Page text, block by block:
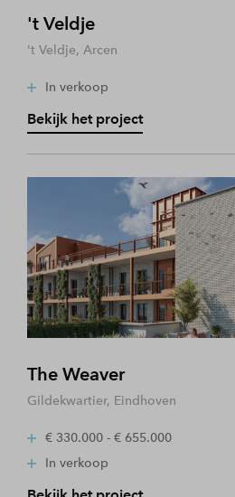
't Veldje
't Veldje, Arcen
In verkoop
Bekijk het project
The Weaver
Gildekwartier, Eindhoven
€ 330.000 - € 655.000
In verkoop